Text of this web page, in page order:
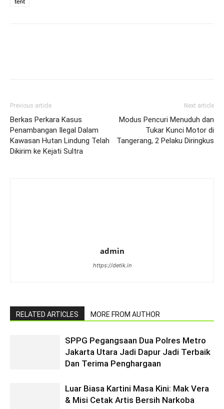
Previous article
Berkas Perkara Kasus
Penambangan Ilegal Dalam
Kawasan Hutan Lindung Telah
Dikirim ke Kejati Sultra
Next article
Modus Pencuri Menuduh dan
Tukar Kunci Motor di
Tangerang, 2 Pelaku Diringkus
admin
https://detik.in
RELATED ARTICLES MORE FROM AUTHOR
SPPG Pegangsaan Dua Polres Metro
Jakarta Utara Jadi Dapur Jadi Terbaik
Dan Terima Penghargaan
Luar Biasa Kartini Masa Kini: Mak Vera
& Misi Cetak Artis Bersih Narkoba